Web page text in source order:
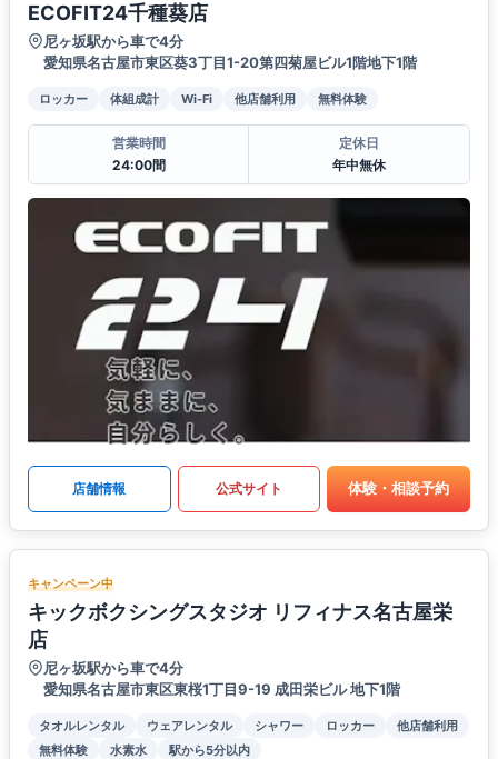
ECOFIT24千種葵店
尼ヶ坂駅から車で4分
愛知県名古屋市東区葵3丁目1-20第四菊屋ビル1階地下1階
ロッカー 体組成計 Wi-Fi 他店舗利用 無料体験
営業時間
24:00間
定休日
年中無休
店舗情報 公式サイト 体験・相談予約
キャンペーン中
キックボクシングスタジオ リフィナス名古屋栄
店
尼ヶ坂駅から車で4分
愛知県名古屋市東区東桜1丁目9-19 成田栄ビル 地下1階
タオルレンタル ウェアレンタル シャワー ロッカー
他店舗利用
無料体験
水素水 駅から5分以内